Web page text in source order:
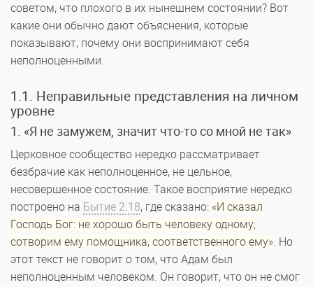
советом, что плохого в их нынешнем состоянии? Вот
какие они обычно дают объяснения, которые
показывают, почему они воспринимают себя
неполноценными.
1.1. Неправильные представления на личном
уровне
1. «Я не замужем, значит что-то со мной не так»
Церковное сообщество нередко рассматривает
безбрачие как неполноценное, не цельное,
несовершенное состояние. Такое восприятие нередко
построено на Бытие 2:18, где сказано: «И сказал
Господь Бог: не хорошо быть человеку одному;
сотворим ему помощника, соответственного ему». Но
этот текст не говорит о том, что Адам был
неполноценным человеком. Он говорит, что он не смог